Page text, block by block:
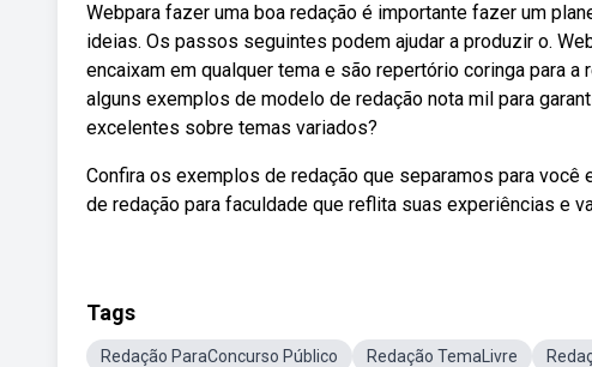
Webpara fazer uma boa redação é importante fazer um
ideias. Os passos seguintes podem ajudar a produzir o.
encaixam em qualquer tema e são repertório coringa para
alguns exemplos de modelo de redação nota mil para
excelentes sobre temas variados?
Confira os exemplos de redação que separamos para
de redação para faculdade que reflita suas experiências e
Tags
Redação ParaConcurso Público Redação TemaLivre